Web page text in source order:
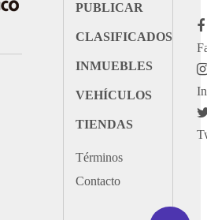
PUBLICAR
CLASIFICADOS
INMUEBLES
VEHÍCULOS
TIENDAS
Términos
Contacto